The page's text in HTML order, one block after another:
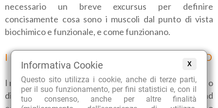
X
Informativa Cookie
Questo sito utilizza i cookie, anche di terze parti,
per il suo funzionamento, per fini statistici e, con il
tuo consenso, anche per altre finalità
necessario un breve excursus per definire
concisamente cosa sono i muscoli dal punto di vista
biochimico e funzionale, e come funzionano.
I MUSCOLI: FISIOLOGIA E FUNZIONAMENTO
I muscoli sono deputati al movimento di tutto il corpo, o
di alcune sue parti, anche piccolissime, come ad